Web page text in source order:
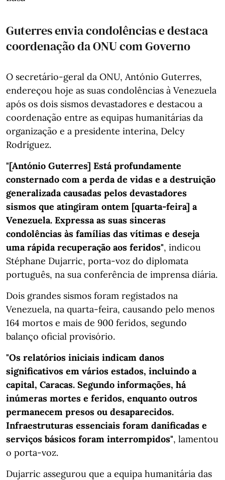
Guterres envia condolências e destaca
coordenação da ONU com Governo
O secretário-geral da ONU, António Guterres,
endereçou hoje as suas condolências à Venezuela
após os dois sismos devastadores e destacou a
coordenação entre as equipas humanitárias da
organização e a presidente interina, Delcy
Rodríguez.
"[António Guterres] Está profundamente
consternado com a perda de vidas e a destruição
generalizada causadas pelos devastadores
sismos que atingiram ontem [quarta-feira] a
Venezuela. Expressa as suas sinceras
condolências às famílias das vítimas e deseja
uma rápida recuperação aos feridos", indicou
Stéphane Dujarric, porta-voz do diplomata
português, na sua conferência de imprensa diária.
Dois grandes sismos foram registados na
Venezuela, na quarta-feira, causando pelo menos
164 mortos e mais de 900 feridos, segundo
balanço oficial provisório.
"Os relatórios iniciais indicam danos
significativos em vários estados, incluindo a
capital, Caracas. Segundo informações, há
inúmeras mortes e feridos, enquanto outros
permanecem presos ou desaparecidos.
Infraestruturas essenciais foram danificadas e
serviços básicos foram interrompidos", lamentou
o porta-voz.
Dujarric assegurou que a equipa humanitária das